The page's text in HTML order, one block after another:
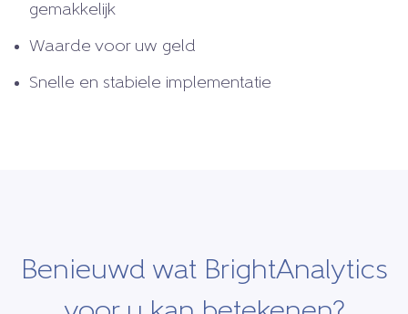
gemakkelijk
Waarde voor uw geld
Snelle en stabiele implementatie
Benieuwd wat BrightAnalytics